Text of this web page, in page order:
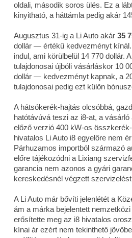
oldali, második soros ülés. Ez a
kinyitható, a háttámla pedig akár
Augusztus 31-ig a Li Auto akár 35
dollár — értékű kedvezményt kínál.
indul, ami körülbelül 14 770 dollár.
tulajdonosai újbóli vásárláskor 10
dollár — kedvezményt kapnak, a
tulajdonosai pedig ezt külön
A hátsókerék-hajtás olcsóbbá,
hatótávúvá teszi az i8-at, a vásárló
előző verzió 400 kW-os
hivatalos Li Auto i8 egyelőre nem
Párhuzamos importból származó
előre tájékozódni a Lixiang
garancia nem azonos a gyári
kereskedésnél végzett
A Li Auto már bővíti jelenlétét a
ám a márka bejelentett
erősítette meg az i8 hivatalos
kínai ár ezért nem tekinthető